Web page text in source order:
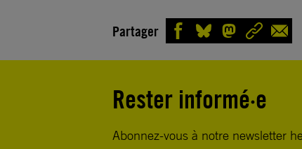
Partager
Rester informé·e
Abonnez-vous à notre newsletter